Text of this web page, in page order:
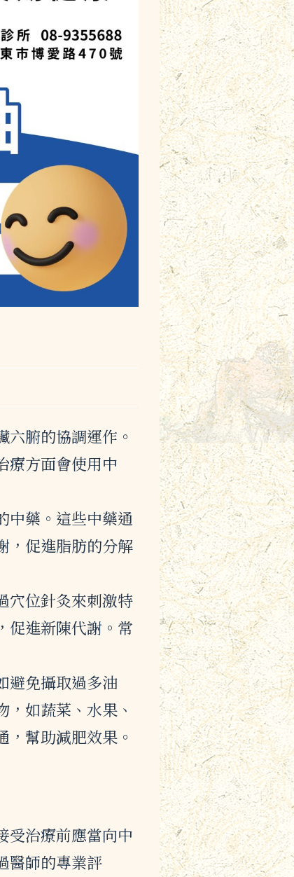
腑的協調運作。
療方面會使用中
中藥。這些中藥通
，促進脂肪的分解
穴位針灸來刺激特
促進新陳代謝。常
避免攝取過多油
如蔬菜、水果、
幫助減肥效果。
受治療前應當向中
醫師的專業評